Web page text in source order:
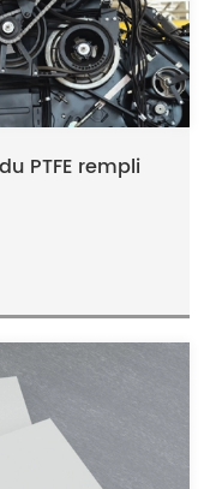
PTFE rempli